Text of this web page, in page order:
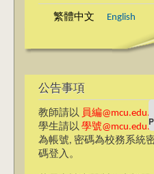
繁體中文 English
公告事項
教師請以 員編
學生請以 學號
為帳號, 密碼為校務系統
碼登入。